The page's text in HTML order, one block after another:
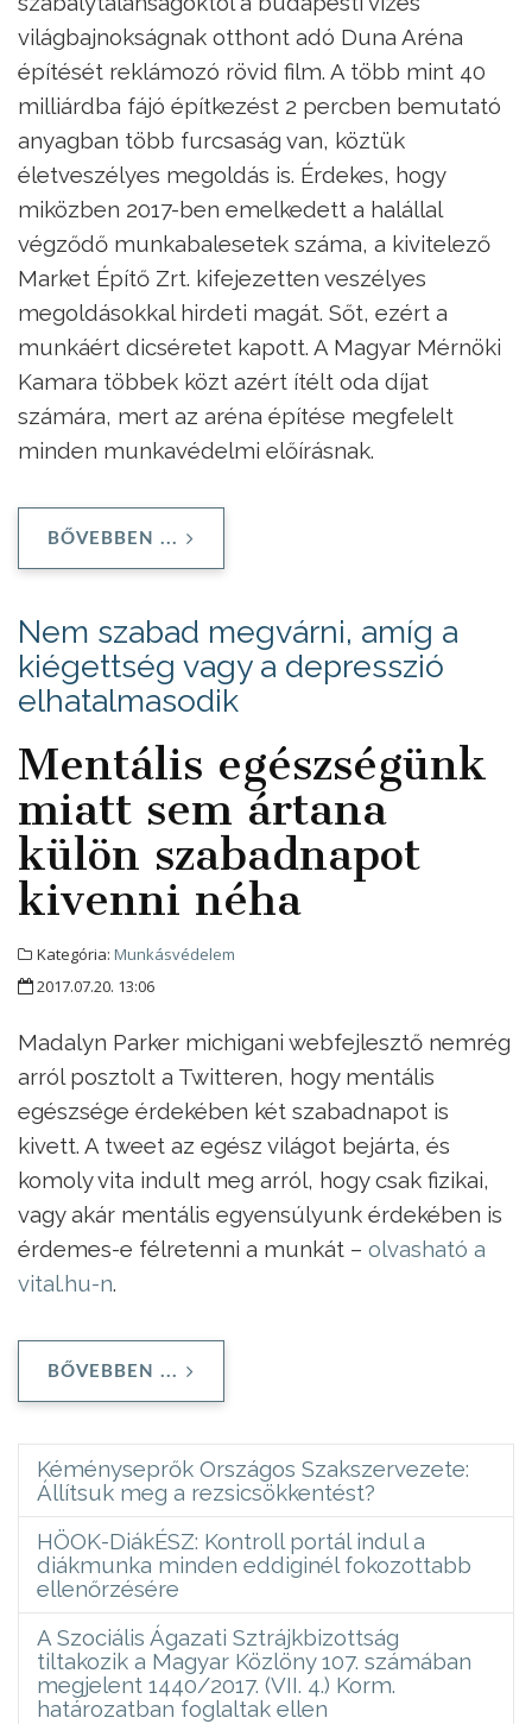
világbajnokságnak otthont adó Duna Aréna
építését reklámozó rövid film. A több mint 40
milliárdba fájó építkezést 2 percben bemutató
anyagban több furcsaság van, köztük
életveszélyes megoldás is. Érdekes, hogy
miközben 2017-ben emelkedett a halállal
végződő munkabalesetek száma, a kivitelező
Market Építő Zrt. kifejezetten veszélyes
megoldásokkal hirdeti magát. Sőt, ezért a
munkáért dicséretet kapott. A Magyar Mérnöki
Kamara többek közt azért ítélt oda díjat
számára, mert az aréna építése megfelelt
minden munkavédelmi előírásnak.
BŐVEBBEN ...
Nem szabad megvárni, amíg a
kiégettség vagy a depresszió
elhatalmasodik
Mentális egészségünk
miatt sem ártana
külön szabadnapot
kivenni néha
Kategória: Munkásvédelem
2017.07.20. 13:06
Madalyn Parker michigani webfejlesztő nemrég
arról posztolt a Twitteren, hogy mentális
egészsége érdekében két szabadnapot is
kivett. A tweet az egész világot bejárta, és
komoly vita indult meg arról, hogy csak fizikai,
vagy akár mentális egyensúlyunk érdekében is
érdemes-e félretenni a munkát – olvasható a
vital.hu-n.
BŐVEBBEN ...
Kéményseprők Országos Szakszervezete:
Állítsuk meg a rezsicsökkentést?
HÖOK-DiákÉSZ: Kontroll portál indul a
diákmunka minden eddiginél fokozottabb
ellenőrzésére
A Szociális Ágazati Sztrájkbizottság
tiltakozik a Magyar Közlöny 107. számában
megjelent 1440/2017. (VII. 4.) Korm.
határozatban foglaltak ellen